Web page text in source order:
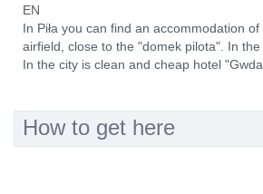
EN
In Piła you can find an accommodation
airfield, close to the "domek pilota". In
In the city is clean and cheap hotel
How to get here